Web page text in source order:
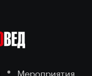
Мероприятия